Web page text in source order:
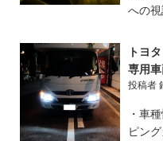
への
トヨ
専用車
投稿者
・車
ピン